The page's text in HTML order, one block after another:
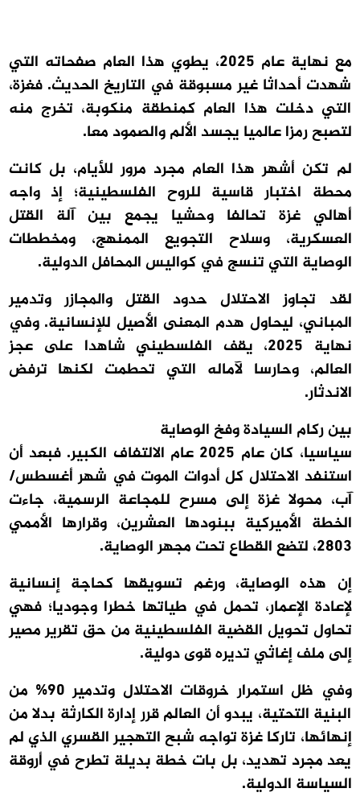
مع نهاية عام 2025، يطوي هذا العام صفحاته التي
شهدت أحداثا غير مسبوقة في التاريخ الحديث. فغزة،
التي دخلت هذا العام كمنطقة منكوبة، تخرج منه
لتصبح رمزا عالميا يجسد الألم والصمود معا.
لم تكن أشهر هذا العام مجرد مرور للأيام، بل كانت
محطة اختبار قاسية للروح الفلسطينية؛ إذ واجه
أهالي غزة تحالفا وحشيا يجمع بين آلة القتل
العسكرية، وسلاح التجويع الممنهج، ومخططات
الوصاية التي تنسج في كواليس المحافل الدولية.
لقد تجاوز الاحتلال حدود القتل والمجازر وتدمير
المباني، ليحاول هدم المعنى الأصيل للإنسانية. وفي
نهاية 2025، يقف الفلسطيني شاهدا على عجز
العالم، وحارسا لآماله التي تحطمت لكنها ترفض
الاندثار.
بين ركام السيادة وفخ الوصاية
سياسيا، كان عام 2025 عام الالتفاف الكبير. فبعد أن
استنفد الاحتلال كل أدوات الموت في شهر أغسطس/
آب، محولا غزة إلى مسرح للمجاعة الرسمية، جاءت
الخطة الأميركية ببنودها العشرين، وقرارها الأممي
2803، لتضع القطاع تحت مجهر الوصاية.
إن هذه الوصاية، ورغم تسويقها كحاجة إنسانية
لإعادة الإعمار، تحمل في طياتها خطرا وجوديا؛ فهي
تحاول تحويل القضية الفلسطينية من حق تقرير مصير
إلى ملف إغاثي تديره قوى دولية.
وفي ظل استمرار خروقات الاحتلال وتدمير 90% من
البنية التحتية، يبدو أن العالم قرر إدارة الكارثة بدلا من
إنهائها، تاركا غزة تواجه شبح التهجير القسري الذي لم
يعد مجرد تهديد، بل بات خطة بديلة تطرح في أروقة
السياسة الدولية.